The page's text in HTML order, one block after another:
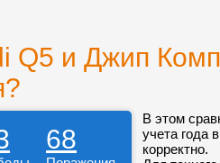
Q5 и Джип
68
В этом
учета года
корректно.